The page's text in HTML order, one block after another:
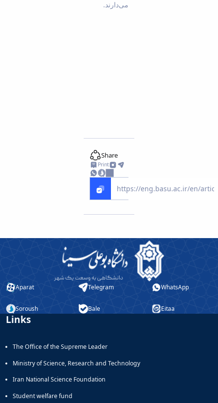
می‌دارند.
Share
Print
Aparat Telegram WhatsApp
Soroush Bale Eitaa
Links
The Office of the Supreme Leader
Ministry of Science, Research and Technology
Iran National Science Foundation
Student welfare fund